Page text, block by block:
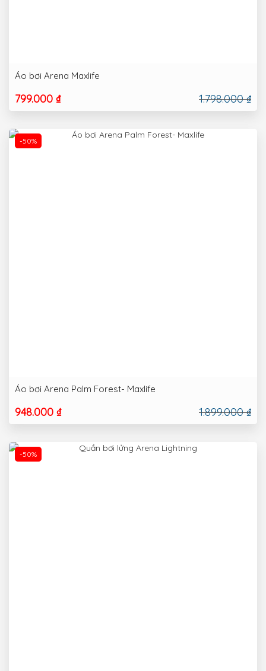
Áo bơi Arena Maxlife
799.000 ₫ 1.798.000 ₫
-50%
Áo bơi Arena Palm Forest- Maxlife
948.000 ₫ 1.899.000 ₫
-50%